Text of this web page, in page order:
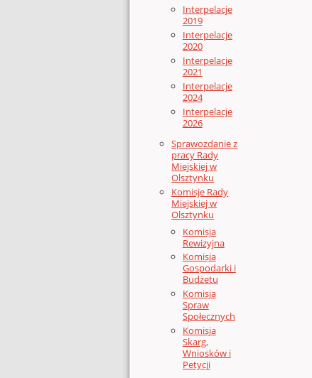
Interpelacje
2019
Interpelacje
2020
Interpelacje
2021
Interpelacje
2024
Interpelacje
2026
Sprawozdanie z
pracy Rady
Miejskiej w
Olsztynku
Komisje Rady
Miejskiej w
Olsztynku
Komisja
Rewizyjna
Komisja
Gospodarki i
Budżetu
Komisja
Spraw
Społecznych
Komisja
Skarg,
Wniosków i
Petycji